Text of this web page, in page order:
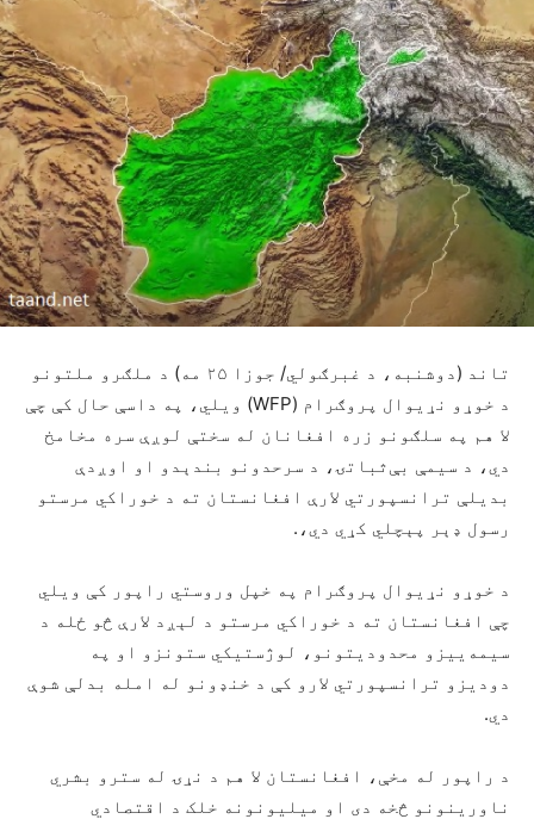
تاند (دوشنبه، د غبرګولي/ جوزا ۲۵ مه) د ملګرو ملتونو
د خوړو نړیوال پروګرام (WFP) ویلي، په داسې حال کې چې
لا هم په سلګونو زره افغانان له سختې لوږې سره مخامخ
دي، د سیمې بې‌ثباتۍ، د سرحدونو بندېدو او اوږدې
بدیلې ترانسپورتي لارې افغانستان ته د خوراکي مرستو
رسول ډېر پېچلي کړي دي،.
د خوړو نړیوال پروګرام په خپل وروستي راپور کې ویلي
چې افغانستان ته د خوراکي مرستو د لېږد لارې څو ځله د
سیمه‌ییزو محدودیتونو، لوژستیکي ستونزو او په
دودیزو ترانسپورتي لارو کې د خنډونو له امله بدلې شوې
دي.
د راپور له مخې، افغانستان لا هم د نړۍ له سترو بشري
ناورینونو څخه دی او میلیونونه خلک د اقتصادي